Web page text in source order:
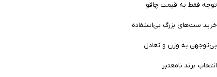
توجه فقط به قیمت چاقو
خرید ست‌های بزرگ بی‌استفاده
بی‌توجهی به وزن و تعادل
انتخاب برند نامعتبر